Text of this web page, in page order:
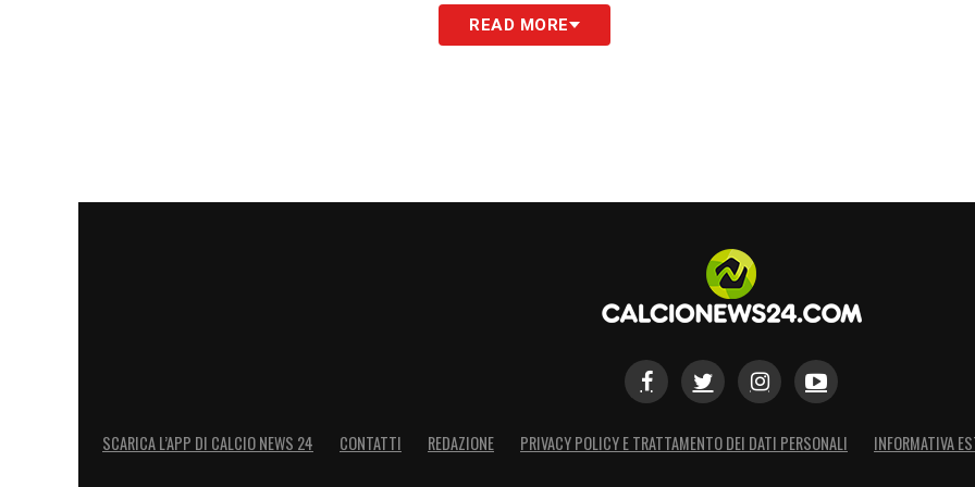
READ MORE
SCARICA L’APP DI CALCIO NEWS 24 CONTATTI REDAZIONE PRIVACY POLICY E TRATTAMENTO DEI DATI PERSONALI INFORMATIVA